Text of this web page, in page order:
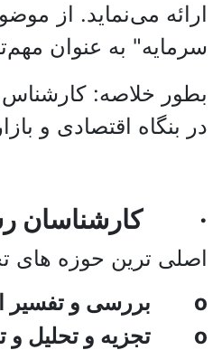
ارائه می‌نماید. از
سرمایه" به عنوان
بطور خلاصه: کارشناس
در بنگاه اقتصادی و
· کارشناسان
اصلی ترین حوزه های
o بررسی و تفسیر اختلافات ناشی از مفاد قراردادهای اقتصادی و بازرگانی داخلی و خارجی
o تجزیه و تحلیل و تعیین هزینه ها و سود و میزان بازدهی فعالیت های اقتصادی و بازرگانی در سطح کلیه موسسات و بنگاه‌ها